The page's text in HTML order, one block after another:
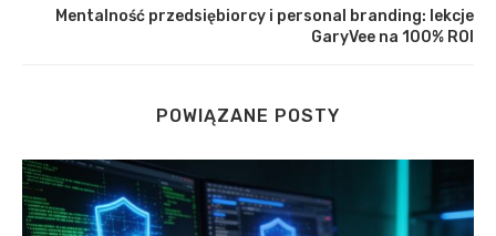
Mentalność przedsiębiorcy i personal branding: lekcje
GaryVee na 100% ROI
POWIĄZANE POSTY